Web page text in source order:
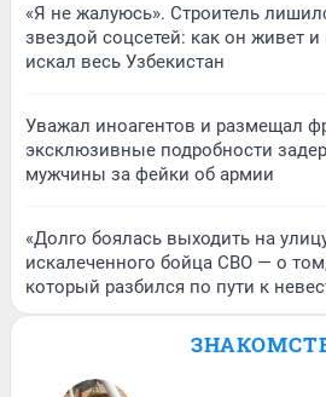
«Я не жалуюсь». Строитель
звездой соцсетей: как он живет
искал весь Узбекистан
Уважал иноагентов и размещал
эксклюзивные подробности
мужчины за фейки об армии
«Долго боялась выходить на
искалеченного бойца СВО — о
который разбился по пути к